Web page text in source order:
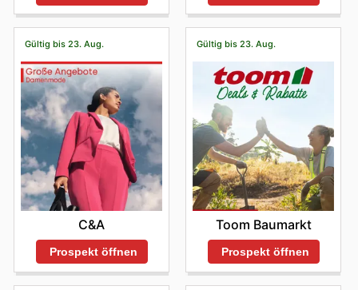
Gültig bis 23. Aug.
C&A
Prospekt öffnen
Gültig bis 23. Aug.
Toom Baumarkt
Prospekt öffnen